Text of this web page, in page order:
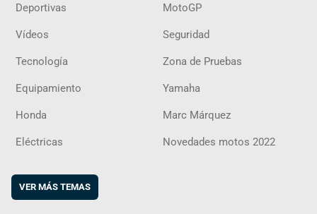
Deportivas MotoGP
Vídeos Seguridad
Tecnología Zona de Pruebas
Equipamiento Yamaha
Honda Marc Márquez
Eléctricas Novedades motos 2022
VER MÁS TEMAS